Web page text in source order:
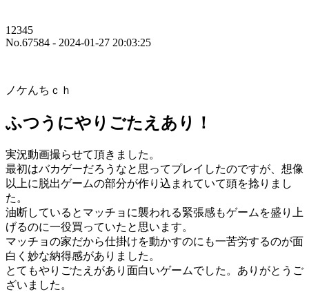
12345
No.67584 - 2024-01-27 20:03:25
ノケんちｃｈ
ふつうにやりごたえあり！
実況動画撮らせて頂きました。
最初はバカゲーだろうなと思ってプレイしたのですが、想像
以上に脱出ゲームの部分が作り込まれていて頭を捻りまし
た。
油断しているとマッチョに襲われる緊張感もゲームを盛り上
げるのに一役買っていたと思います。
マッチョの家だから仕掛けを動かすのにも一苦労するのが面
白く妙な納得感がありました。
とてもやりごたえがあり面白いゲームでした。ありがとうご
ざいました。